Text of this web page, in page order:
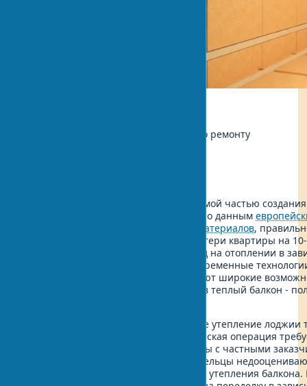
Иван Шевченко, Мастер по ремонту
Утепление балкона стало неотъемлемой частью создания
комфортного жилого пространства. По данным
исследований теплоизоляционных материалов,
утепление балкона снижает теплопотери квартиры на
позволяет экономить до $80-150 в год на отоплении в
площади и климатической зоны. Современные
балкона изнутри и снаружи открывают широкие
трансформации этого пространства в теплый балкон -
Следует учитывать, что качественное утепление лоджии
комплексного подхода, как хирургическая операция
каждого движения. В практике работы с частными
встречаются случаи, когда домовладельцы
правильного выбора материалов для утепления